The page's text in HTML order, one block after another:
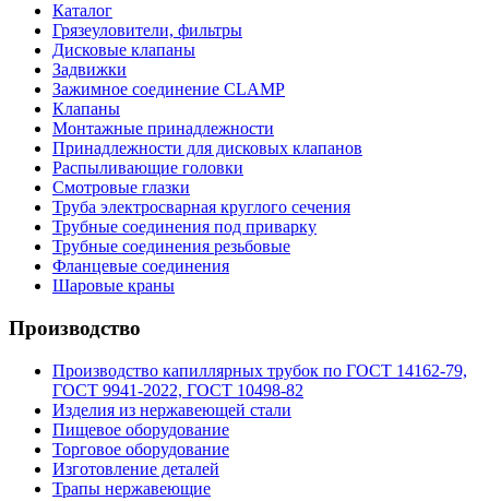
Каталог
Грязеуловители, фильтры
Дисковые клапаны
Задвижки
Зажимное соединение CLAMP
Клапаны
Монтажные принадлежности
Принадлежности для дисковых клапанов
Распыливающие головки
Смотровые глазки
Труба электросварная круглого сечения
Трубные соединения под приварку
Трубные соединения резьбовые
Фланцевые соединения
Шаровые краны
Производство
Производство капиллярных трубок по ГОСТ 14162-79,
ГОСТ 9941-2022, ГОСТ 10498-82
Изделия из нержавеющей стали
Пищевое оборудование
Торговое оборудование
Изготовление деталей
Трапы нержавеющие